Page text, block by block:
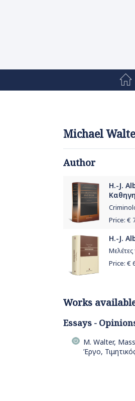
Michael
Author
H.-J.
Price: €
H.-J.
Μελέτες
Price: €
Works
Essays -
M. Walter,
Έργο,